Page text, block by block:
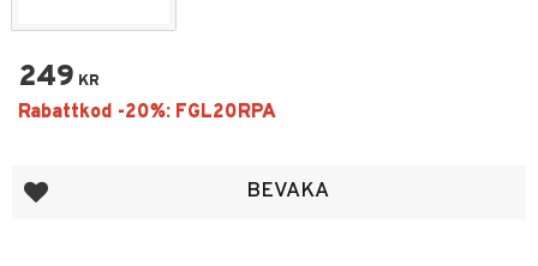
249 KR
Lägg till i favoriter BEVAKA